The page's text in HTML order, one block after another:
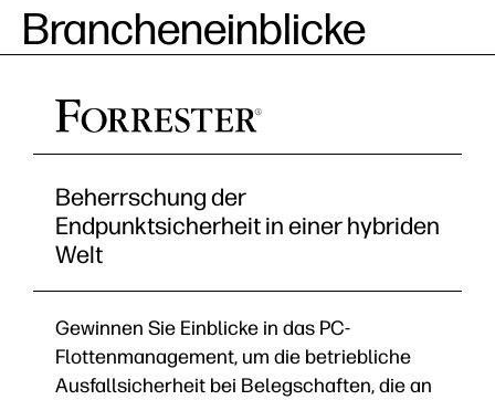
Brancheneinblicke
Beherrschung der
Endpunktsicherheit in einer hybriden
Welt
Gewinnen Sie Einblicke in das PC-
Flottenmanagement, um die betriebliche
Ausfallsicherheit bei Belegschaften, die an